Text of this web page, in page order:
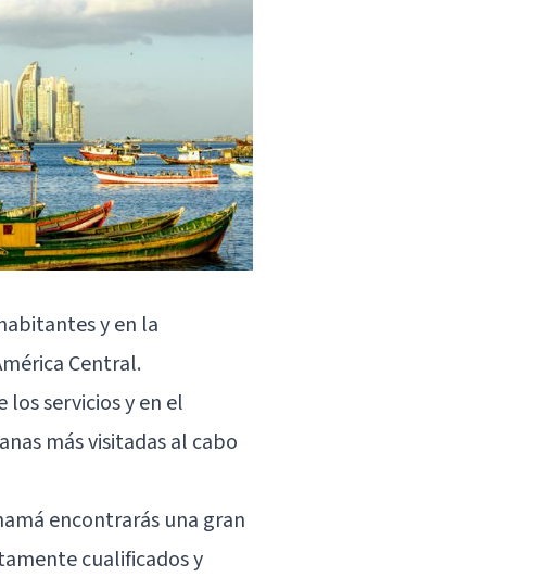
y en la
Central.
servicios y en el
más visitadas al cabo
encontrarás una gran
cualificados y